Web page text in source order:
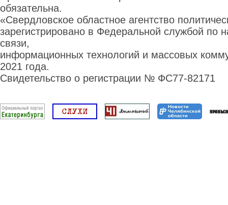
обязательна.
«Свердловское областное агентство
зарегистрировано в Федеральной службой по
связи,
информационных технологий и массовых
2021 года.
Свидетельство о регистрации № ФС77-82171